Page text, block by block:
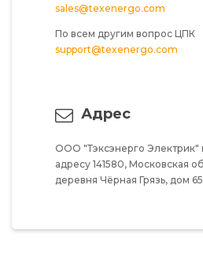
sales@texenergo.com
По всем другим вопрос ЦПК
support@texenergo.com
Адрес
ООО "Тэксэнерго Электрик"
адресу 141580, Московская
деревня Чёрная Грязь, дом 65